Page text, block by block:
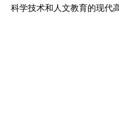
科学技术和人文教育的现代